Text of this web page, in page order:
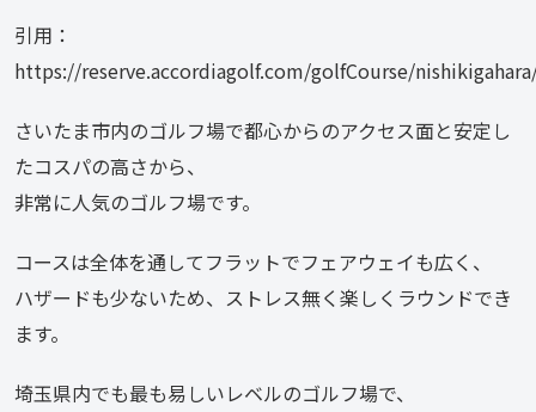
引用：
https://reserve.accordiagolf.com/golfCourse/
さいたま市内のゴルフ場で都心からのアクセス面と安定し
たコスパの高さから、
非常に人気のゴルフ場です。
コースは全体を通してフラットでフェアウェイも広く、
ハザードも少ないため、ストレス無く楽しくラウンドでき
ます。
埼玉県内でも最も易しいレベルのゴルフ場で、